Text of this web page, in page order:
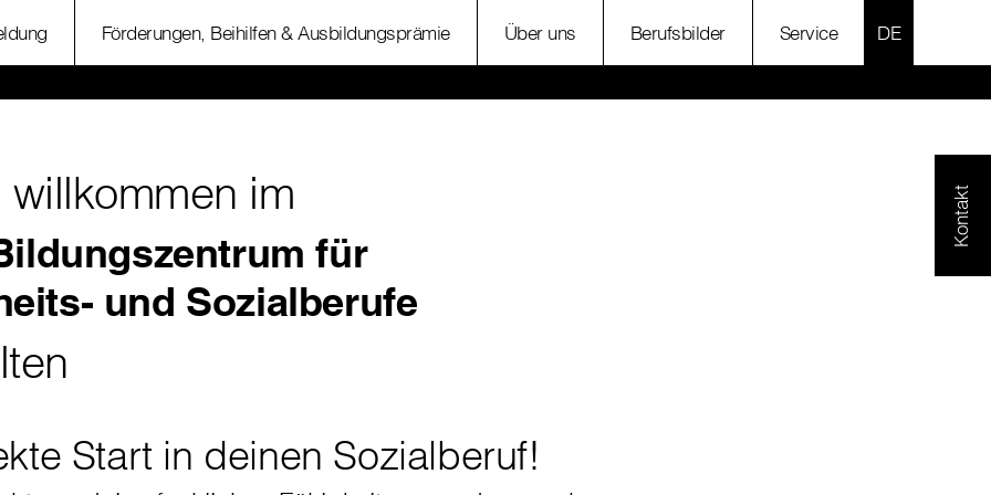
Förderungen, Beihilfen & Ausbildungsprämie Über uns Berufsbilder Service SPRACHE
Kontakt
im
für
und Sozialberufe
Start in deinen Sozialberuf!